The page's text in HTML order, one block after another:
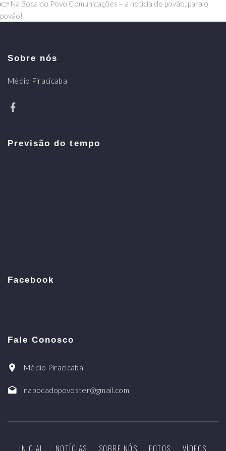
👉 Na Boca do Povo Comunicações – a notícia do povão, para o
povão!
Sobre nós
Médio Piracicaba
Previsão do tempo
Facebook
Fale Conosco
Médio Piracicaba
nabocadopovoster@gmail.com
INICIAL NOTÍCIAS SOBRE NÓS FOTOS VÍDEOS